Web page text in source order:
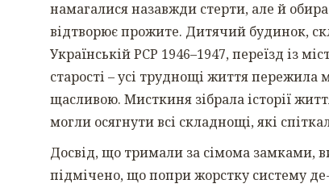
намагалися назавжди стерти, але й
відтворює прожите. Дитячий будинок,
Українській РСР 1946–1947, переїзд із
старості – усі труднощі життя
щасливою. Мисткиня зібрала історії
могли осягнути всі складнощі, які
Досвід, що тримали за сімома замками,
підмічено, що попри жорстку систему